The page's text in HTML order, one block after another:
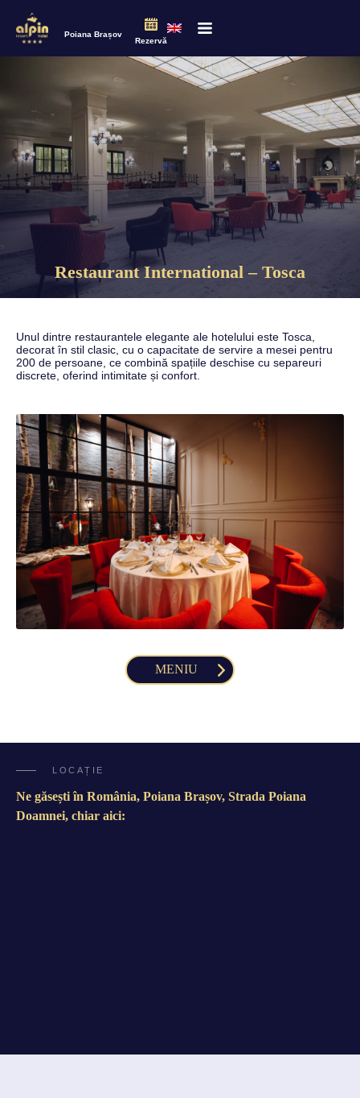
Poiana Brașov
Rezervă
Restaurant International – Tosca
Unul dintre restaurantele elegante ale hotelului este Tosca,
decorat în stil clasic, cu o capacitate de servire a mesei pentru
200 de persoane, ce combină spațiile deschise cu separeuri
discrete, oferind intimitate și confort.
MENIU
LOCAȚIE
Ne găsești în România, Poiana Brașov, Strada Poiana
Doamnei, chiar aici: